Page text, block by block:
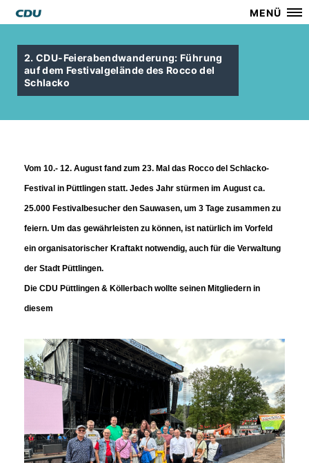
MENÜ
2. CDU-Feierabendwanderung: Führung
auf dem Festivalgelände des Rocco del
Schlacko
Vom 10.- 12. August fand zum 23. Mal das Rocco del Schlacko-
Festival in Püttlingen statt. Jedes Jahr stürmen im August ca.
25.000 Festivalbesucher den Sauwasen, um 3 Tage zusammen zu
feiern. Um das gewährleisten zu können, ist natürlich im Vorfeld
ein organisatorischer Kraftakt notwendig, auch für die Verwaltung
der Stadt Püttlingen.
Die CDU Püttlingen & Köllerbach wollte seinen Mitgliedern in
diesem